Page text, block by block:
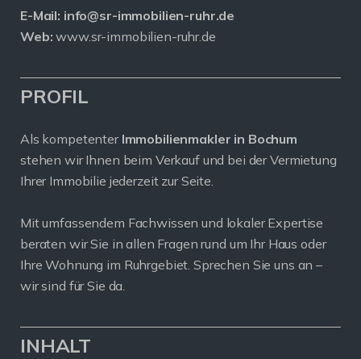
E-Mail: info@sr-immobilien-ruhr.de
Web: www.sr-immobilien-ruhr.de
PROFIL
Als kompetenter Immobilienmakler in Bochum
stehen wir Ihnen beim Verkauf und bei der Vermietung
Ihrer Immobilie jederzeit zur Seite.
Mit umfassendem Fachwissen und lokaler Expertise
beraten wir Sie in allen Fragen rund um Ihr Haus oder
Ihre Wohnung im Ruhrgebiet. Sprechen Sie uns an –
wir sind für Sie da.
INHALT